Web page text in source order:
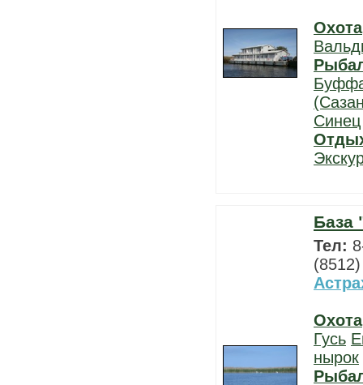
Охота
Синец
База
Тел:
Охота
Гусь
нырок